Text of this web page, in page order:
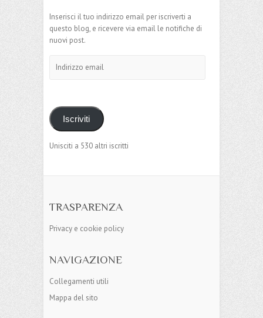
Inserisci il tuo indirizzo email per iscriverti a
questo blog, e ricevere via email le notifiche di
nuovi post.
email
Iscriviti
Unisciti a 530 altri iscritti
TRASPARENZA
Privacy e cookie policy
NAVIGAZIONE
Collegamenti utili
Mappa del sito